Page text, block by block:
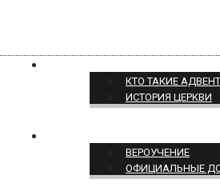
КТО ТАКИЕ
ИСТОРИЯ ЦЕРКВИ
ВЕРОУЧЕНИЕ
ОФИЦИАЛЬНЫЕ